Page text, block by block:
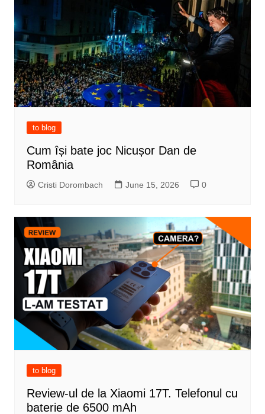
to blog
Cum își bate joc Nicușor Dan de
România
Cristi Dorombach June 15, 2026 0
to blog
Review-ul de la Xiaomi 17T. Telefonul cu
baterie de 6500 mAh